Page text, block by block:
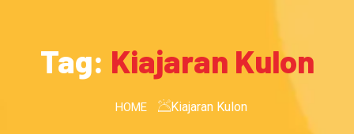
Tag: Kiajaran Kulon
HOME Kiajaran Kulon